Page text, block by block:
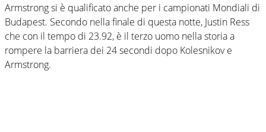
Armstrong si è qualificato anche per i campionati Mondiali di
Budapest. Secondo nella finale di questa notte, Justin Ress
che con il tempo di 23.92, è il terzo uomo nella storia a
rompere la barriera dei 24 secondi dopo Kolesnikov e
Armstrong.